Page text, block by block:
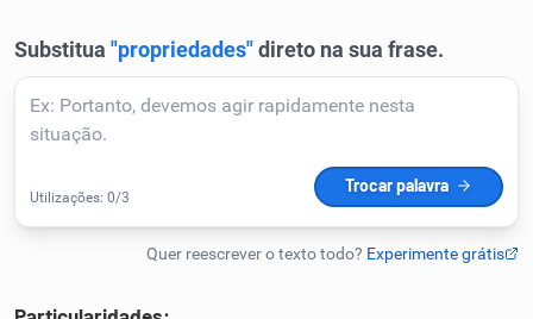
Humanizador de IA
Cata-letras